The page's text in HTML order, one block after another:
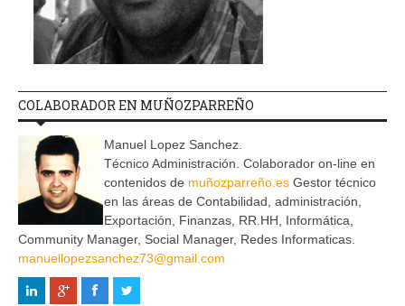
COLABORADOR EN MUÑOZPARREÑO
Manuel Lopez Sanchez.
Técnico Administración. Colaborador on-line en
contenidos de muñozparreño.es Gestor técnico
en las áreas de Contabilidad, administración,
Exportación, Finanzas, RR.HH, Informática,
Community Manager, Social Manager, Redes Informaticas.
manuellopezsanchez73@gmail.com